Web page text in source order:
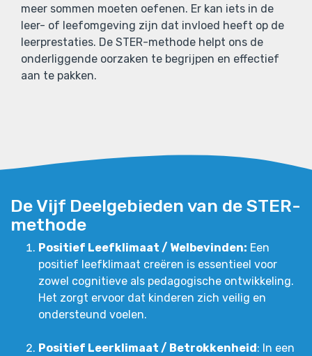
meer sommen moeten oefenen. Er kan iets in de
leer- of leefomgeving zijn dat invloed heeft op de
leerprestaties. De STER-methode helpt ons de
onderliggende oorzaken te begrijpen en effectief
aan te pakken.
De Vijf Deelgebieden van de STER-
methode
Positief Leefklimaat / Welbevinden: Een
positief leefklimaat creëren is essentieel voor
zowel cognitieve als pedagogische ontwikkeling.
Het zorgt ervoor dat kinderen zich veilig en
ondersteund voelen.
Positief Leerklimaat / Betrokkenheid : In een